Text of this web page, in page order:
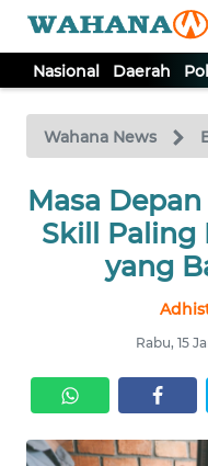
Nasional Daerah
Wahana News
Masa
Skill Paling
yang
Rabu, 15
TV
Tutup
NASIONAL
KRIMINAL
EKUIN